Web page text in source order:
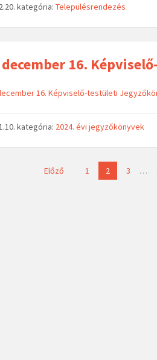
kategória:Településrendezés
december 16.
16. Képviselő-testületi
kategória: 2024. évi jegyzőkönyvek
Előző 1 2 3 …